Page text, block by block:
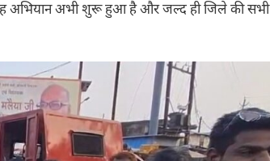
यह अभियान अभी शुरू हुआ है और जल्द ही जिले की सभी